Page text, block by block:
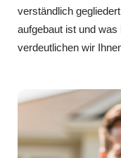
verständlich
aufgebaut ist und
verdeutlichen wir